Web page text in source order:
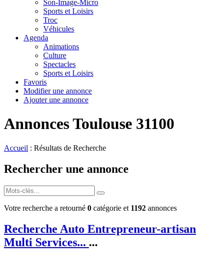
Son-Image-Micro
Sports et Loisirs
Troc
Véhicules
Agenda
Animations
Culture
Spectacles
Sports et Loisirs
Favoris
Modifier une annonce
Ajouter une annonce
Annonces Toulouse 31100
Accueil : Résultats de Recherche
Rechercher une annonce
Votre recherche a retourné 0 catégorie et 1192 annonces
Recherche Auto Entrepreneur-artisan
Multi Services... ...